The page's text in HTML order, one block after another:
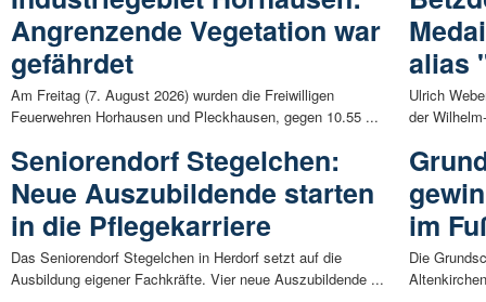
Angrenzende Vegetation war
gefährdet
Am Freitag (7. August 2026) wurden die Freiwilligen
Feuerwehren Horhausen und Pleckhausen, gegen 10.55 ...
Seniorendorf Stegelchen:
Neue Auszubildende starten
in die Pflegekarriere
Das Seniorendorf Stegelchen in Herdorf setzt auf die
Ausbildung eigener Fachkräfte. Vier neue Auszubildende ...
alias
Ulrich
der
im
Die